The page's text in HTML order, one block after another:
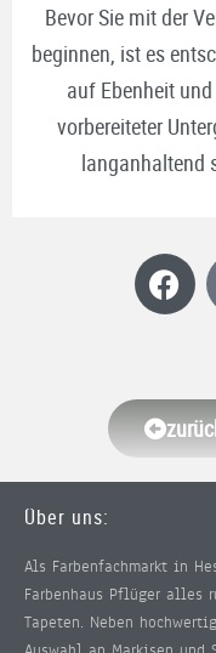
Bevor Sie mit der
beginnen, ist es
auf Ebenheit
vorbereiteter
langanhaltend
Über uns:
Als Farbenfachmarkt in
Farbenhaus Pflüger alles
Tapeten. Neben